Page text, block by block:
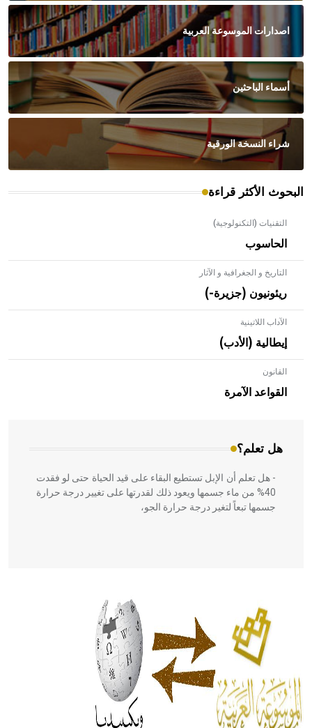
اصدارات الموسوعة العربية
أسماء الباحثين
شراء النسخة الورقية
البحوث الأكثر قراءة
التقنيات (التكنولوجية)
الحاسوب
التاريخ و الجغرافية و الآثار
ريئونيون (جزيرة-)
الآداب اللاتينية
إيطالية (الأدب)
القانون
القواعد الآمرة
هل تعلم؟
- هل تعلم أن الأبلق نوع من الفنون الهندسية التي ارتبطت
بالعمارة الإسلامية في بلاد الشام ومصر خاصة، حيث يحرص
المعمار على بناء مداميكه وخاصة في الواجهات
- هل تعلم أن الإبل تستطيع البقاء على قيد الحياة حتى لو فقدت
40% من ماء جسمها ويعود ذلك لقدرتها على تغيير درجة حرارة
جسمها تبعاً لتغير درجة حرارة الجو،
الحكم، الأدلة، تنظيم التغذية، ورسالته في جروح الرأس. ويعود
له الفضل بأنه حرر الطب من الدين والفلسفة.
- هل تعلم أن المرجان إفراز حيواني يتكون في البحر ويتركب
من مادة كربونات الكلسيوم، وهو أحمر أو شديد الحمرة وهو
أجود أنواعه، ويمتاز بكبر الحجم ويسمى الش